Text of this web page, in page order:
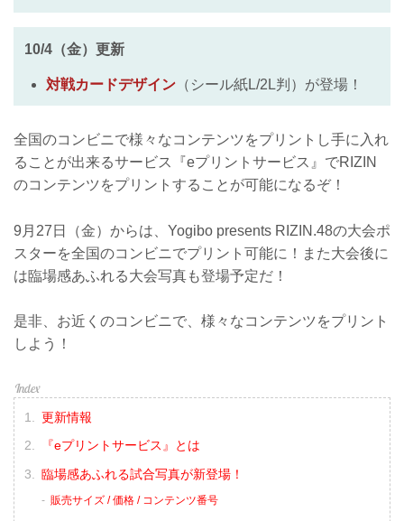
10/4（金）更新
対戦カードデザイン （シール紙L/2L判）が登場！
全国のコンビニで様々なコンテンツをプリントし手に入れ
ることが出来るサービス『eプリントサービス』でRIZIN
のコンテンツをプリントすることが可能になるぞ！
9月27日（金）からは、Yogibo presents RIZIN.48の大会ポ
スターを全国のコンビニでプリント可能に！また大会後に
は臨場感あふれる大会写真も登場予定だ！
是非、お近くのコンビニで、様々なコンテンツをプリント
しよう！
更新情報
『eプリントサービス』とは
臨場感あふれる試合写真が新登場！
販売サイズ / 価格 / コンテンツ番号